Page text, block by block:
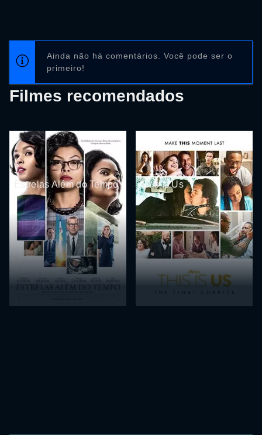
Ainda não há comentários. Você pode ser o
primeiro!
Filmes recomendados
Estrelas Além do Tempo This Is Us